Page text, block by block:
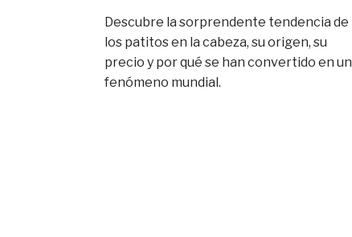
Descubre la sorprendente tendencia de
los patitos en la cabeza, su origen, su
precio y por qué se han convertido en un
fenómeno mundial.